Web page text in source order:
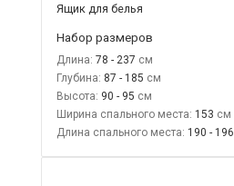
Ящик для белья
Набор размеров
Длина: 78 - 237
Глубина: 87 - 185
Высота: 90 - 95
Ширина спального места: 153
Длина спального места: 190 - 196